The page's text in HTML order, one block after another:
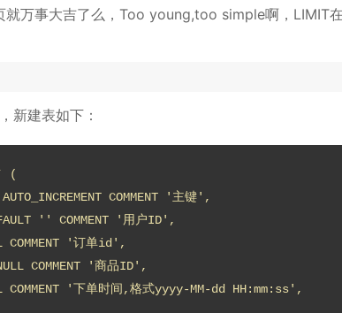
就万事大吉了么，Too young,too simple啊，LIMIT
新建表如下：
(